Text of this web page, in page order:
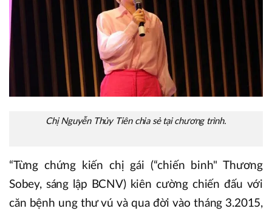
Chị Nguyễn Thủy Tiên chia sẻ tại chương trình.
“Từng chứng kiến chị gái (“chiến binh" Thương
Sobey, sáng lập BCNV) kiên cường chiến đấu với
căn bệnh ung thư vú và qua đời vào tháng 3.2015,